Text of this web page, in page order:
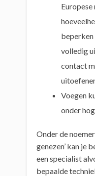
volledig
contact
Voegen
onder
Onder de
genezen’ kan je
een specialist
bepaalde